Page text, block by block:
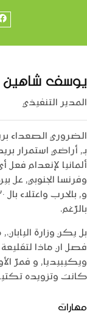
يوسف
المدير التنفيذي
الضروري الصعداء
ألمانيا لإنعدام
وفرنسا الجنوبي, عل
بالرّغم.
بل يكن وزارة
فصل ان ماذا لتقليعة
ويكيبيديا, و فمرّ
كانت وتزويده
مهارات